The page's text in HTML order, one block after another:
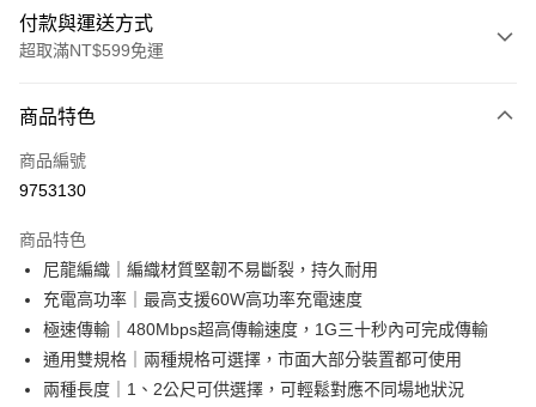
付款與運送方式
超取滿NT$599免運
信用卡一次付款
超商取貨付款
Apple Pay
街口支付
Google Pay
全盈+PAY
商品特色
商品編號
9753130
商品特色
尼龍編織｜編織材質堅韌不易斷裂，持久耐用
充電高功率｜最高支援60W高功率充電速度
極速傳輸｜480Mbps超高傳輸速度，1G三十秒內可完成傳輸
通用雙規格｜兩種規格可選擇，市面大部分裝置都可使用
兩種長度｜1、2公尺可供選擇，可輕鬆對應不同場地狀況